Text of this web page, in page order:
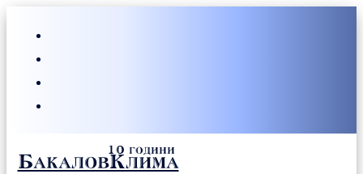
БакаловКлима